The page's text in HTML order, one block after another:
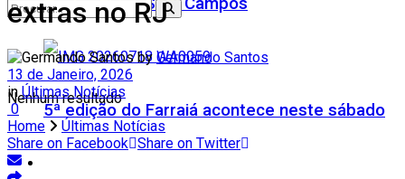
Teatro Firjan SESI Campos
5ª edição do Farraiá acontece neste sábado
Nenhum resultado
extras no RJ
by Germando Santos
13 de Janeiro, 2026
in Últimas Notícias
0
Home
Últimas Notícias
Share on Facebook Share on Twitter